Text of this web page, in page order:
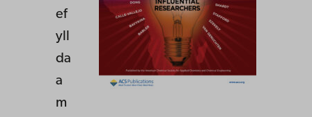
ef
yll
da
a
m